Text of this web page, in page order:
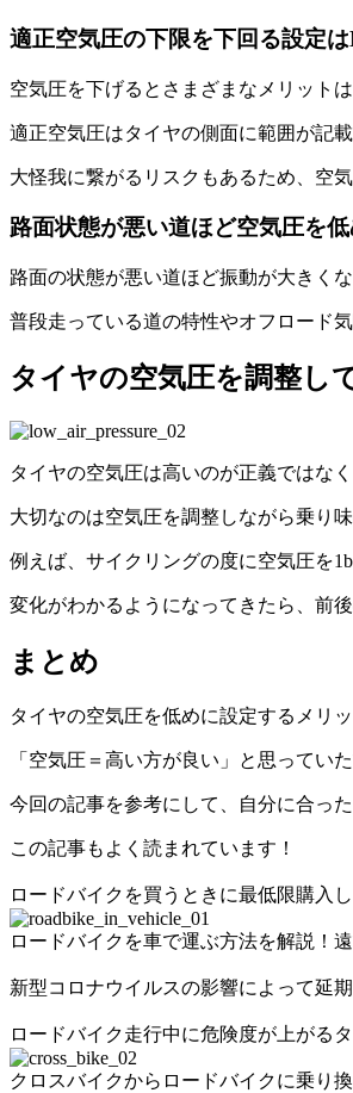
適正空気圧の下限を下回る設定
空気圧を下げるとさまざまなメリット
適正空気圧はタイヤの側面に範囲が記
大怪我に繋がるリスクもあるため、空
路面状態が悪い道ほど空気圧を
路面の状態が悪い道ほど振動が大きく
普段走っている道の特性やオフロード
タイヤの空気圧を調整し
タイヤの空気圧は高いのが正義ではな
大切なのは空気圧を調整しながら乗り
例えば、サイクリングの度に空気圧を
変化がわかるようになってきたら、前
まとめ
タイヤの空気圧を低めに設定するメリ
「空気圧＝高い方が良い」と思ってい
今回の記事を参考にして、自分に合っ
この記事もよく読まれています！
ロードバイクを買うときに最低限購入
ロードバイクを車で運ぶ方法を解説！
新型コロナウイルスの影響によって延
ロードバイク走行中に危険度が上がる
クロスバイクからロードバイクに乗り